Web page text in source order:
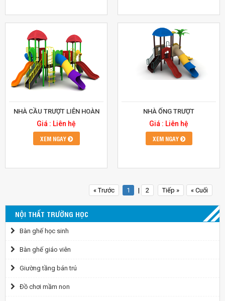
NHÀ CẦU TRƯỢT LIÊN HOÀN
Giá : Liên hệ
XEM NGAY
NHÀ ỐNG TRƯỢT
Giá : Liên hệ
XEM NGAY
« Trước 1 | 2 Tiếp » « Cuối
NỘI THẤT TRƯỜNG HỌC
Bàn ghế học sinh
Bàn ghế giáo viên
Giường tầng bán trú
Đồ chơi mầm non